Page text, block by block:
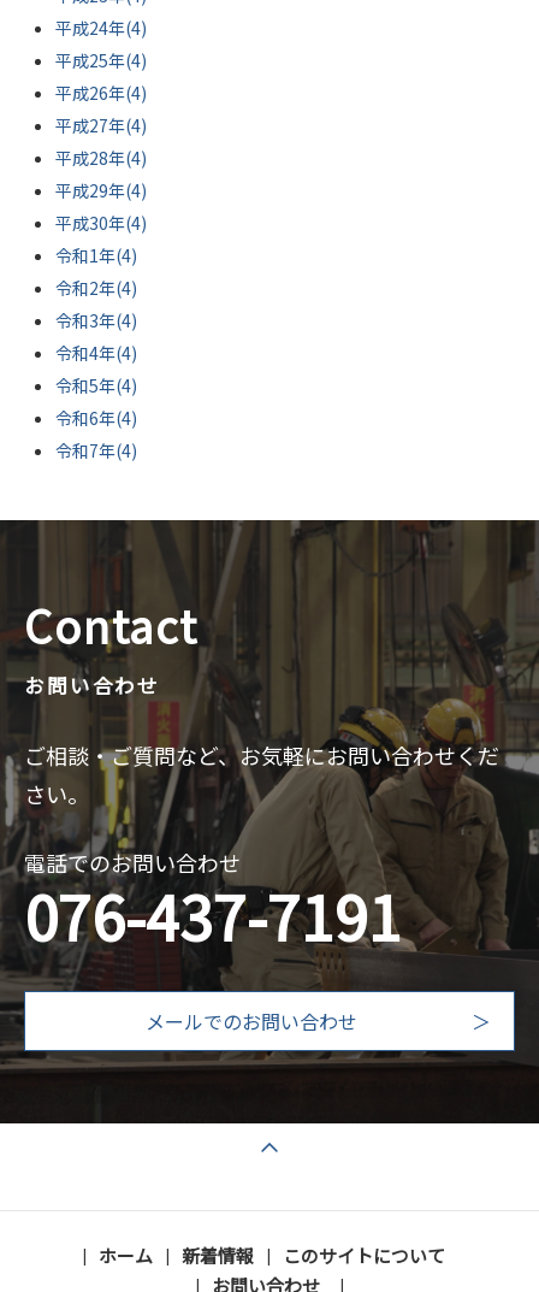
平成24年(4)
平成25年(4)
平成26年(4)
平成27年(4)
平成28年(4)
平成29年(4)
平成30年(4)
令和1年(4)
令和2年(4)
令和3年(4)
令和4年(4)
令和5年(4)
令和6年(4)
令和7年(4)
Contact
お問い合わせ
ご相談・ご質問など、お気軽にお問い合わせくだ
さい。
電話でのお問い合わせ
076-437-7191
メールでのお問い合わせ
ホーム 新着情報
このサイトについて
お問い合わせ